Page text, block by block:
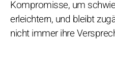
Kompromisse, um
erleichtern, und bleibt
nicht immer ihre